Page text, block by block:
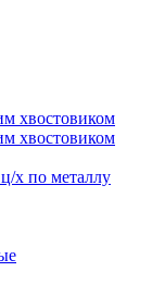
хвостовиком
хвостовиком
х по металлу